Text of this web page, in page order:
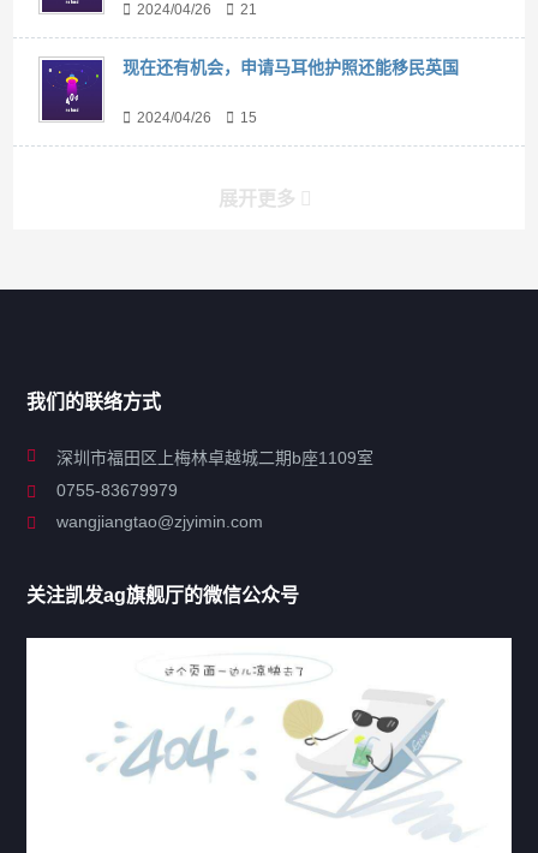
2024/04/26 21
现在还有机会，申请马耳他护照还能移民英国
2024/04/26 15
展开更多
联系凯发ag旗舰厅
行业动态
我们的联络方式
深圳市福田区上梅林卓越城二期b座1109室
0755-83679979
wangjiangtao@zjyimin.com
关注凯发ag旗舰厅的微信公众号